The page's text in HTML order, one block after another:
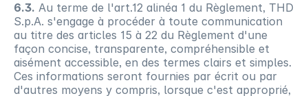
6.3. Au terme de l'art.12 alinéa 1 du Règlement, THD
S.p.A. s'engage à procéder à toute communication
au titre des articles 15 à 22 du Règlement d'une
façon concise, transparente, compréhensible et
aisément accessible, en des termes clairs et simples.
Ces informations seront fournies par écrit ou par
d'autres moyens y compris, lorsque c'est approprié,